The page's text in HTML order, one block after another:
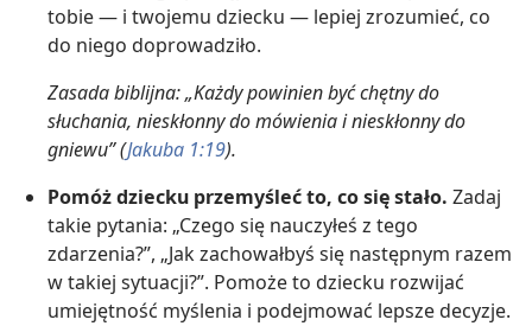
tobie — i twojemu dziecku — lepiej zrozumieć, co
do niego doprowadziło.
Zasada biblijna: „Każdy powinien być chętny do
słuchania, nieskłonny do mówienia i nieskłonny do
gniewu” (Jakuba 1:19).
Pomóż dziecku przemyśleć to, co się stało. Zadaj
takie pytania: „Czego się nauczyłeś z tego
zdarzenia?”, „Jak zachowałbyś się następnym razem
w takiej sytuacji?”. Pomoże to dziecku rozwijać
umiejętność myślenia i podejmować lepsze decyzje.